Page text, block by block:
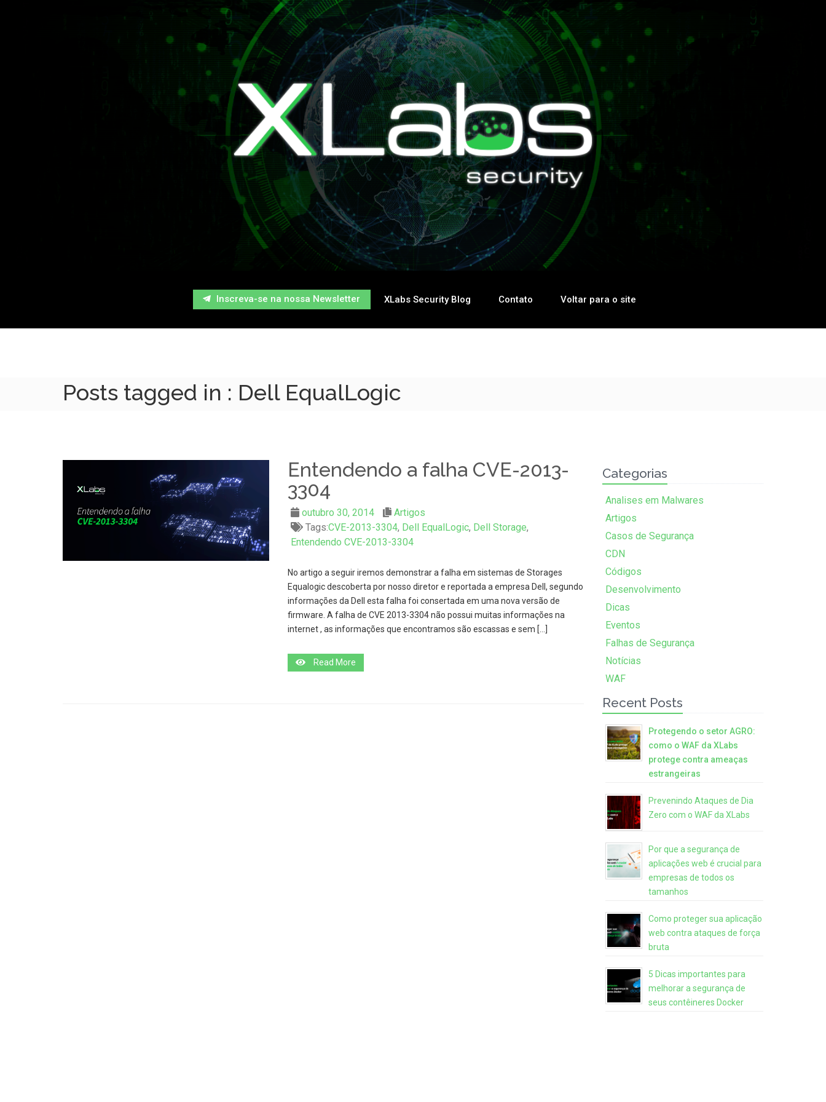
Inscreva-se na nossa Newsletter XLabs Security Blog Contato Voltar para o site
Posts tagged in : Dell EqualLogic
Entendendo a falha CVE-2013-
3304
outubro 30, 2014
Artigos
Tags:CVE-2013-3304, Dell EqualLogic, Dell Storage,
Entendendo CVE-2013-3304
No artigo a seguir iremos demonstrar a falha em sistemas de Storages
Equalogic descoberta por nosso diretor e reportada a empresa Dell, segundo
informações da Dell esta falha foi consertada em uma nova versão de
firmware. A falha de CVE 2013-3304 não possui muitas informações na
internet , as informações que encontramos são escassas e sem […]
Read More
Categorias
Analises em Malwares
Artigos
Casos de Segurança
CDN
Códigos
Desenvolvimento
Dicas
Eventos
Falhas de Segurança
Notícias
WAF
Recent Posts
Protegendo o setor AGRO:
como o WAF da XLabs
protege contra ameaças
estrangeiras
Prevenindo Ataques de Dia
Zero com o WAF da XLabs
Por que a segurança de
aplicações web é crucial para
empresas de todos os
tamanhos
Como proteger sua aplicação
web contra ataques de força
bruta
5 Dicas importantes para
melhorar a segurança de
seus contêineres Docker